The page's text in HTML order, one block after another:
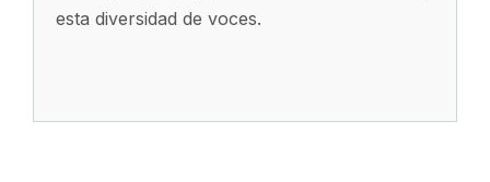
esta diversidad de voces.